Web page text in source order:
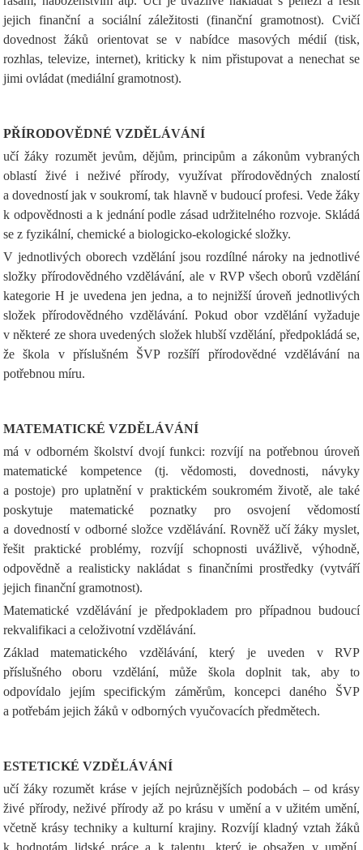
jejich finanční a sociální záležitosti (finanční gramotnost). Cvičí
dovednost žáků orientovat se v nabídce masových médií (tisk,
rozhlas, televize, internet), kriticky k nim přistupovat a nenechat se
jimi ovládat (mediální gramotnost).
PŘÍRODOVĚDNÉ VZDĚLÁVÁNÍ
učí žáky rozumět jevům, dějům, principům a zákonům vybraných
oblastí živé i neživé přírody, využívat přírodovědných znalostí
a dovedností jak v soukromí, tak hlavně v budoucí profesi. Vede žáky
k odpovědnosti a k jednání podle zásad udržitelného rozvoje. Skládá
se z fyzikální, chemické a biologicko-ekologické složky.
V jednotlivých oborech vzdělání jsou rozdílné nároky na jednotlivé
složky přírodovědného vzdělávání, ale v RVP všech oborů vzdělání
kategorie H je uvedena jen jedna, a to nejnižší úroveň jednotlivých
složek přírodovědného vzdělávání. Pokud obor vzdělání vyžaduje
v některé ze shora uvedených složek hlubší vzdělání, předpokládá se,
že škola v příslušném ŠVP rozšíří přírodovědné vzdělávání na
potřebnou míru.
MATEMATICKÉ VZDĚLÁVÁNÍ
má v odborném školství dvojí funkci: rozvíjí na potřebnou úroveň
matematické kompetence (tj. vědomosti, dovednosti, návyky
a postoje) pro uplatnění v praktickém soukromém životě, ale také
poskytuje matematické poznatky pro osvojení vědomostí
a dovedností v odborné složce vzdělávání. Rovněž učí žáky myslet,
řešit praktické problémy, rozvíjí schopnosti uvážlivě, výhodně,
odpovědně a realisticky nakládat s finančními prostředky (vytváří
jejich finanční gramotnost).
Matematické vzdělávání je předpokladem pro případnou budoucí
rekvalifikaci a celoživotní vzdělávání.
Základ matematického vzdělávání, který je uveden v RVP
příslušného oboru vzdělání, může škola doplnit tak, aby to
odpovídalo jejím specifickým záměrům, koncepci daného ŠVP
a potřebám jejich žáků v odborných vyučovacích předmětech.
ESTETICKÉ VZDĚLÁVÁNÍ
učí žáky rozumět kráse v jejích nejrůznějších podobách – od krásy
živé přírody, neživé přírody až po krásu v umění a v užitém umění,
včetně krásy techniky a kulturní krajiny. Rozvíjí kladný vztah žáků
k hodnotám lidské práce a k talentu, který je obsažen v umění.